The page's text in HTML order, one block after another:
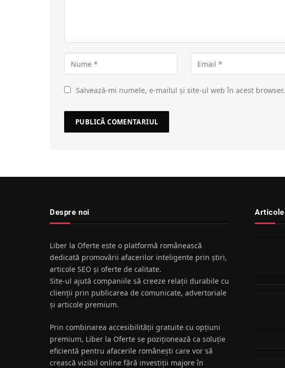
Salvează-mi numele, e-mailul și site-ul web în acest browser.
Despre noi
Liber la Oferte este o platformă românească
dedicată promovării afacerilor inteligente prin știri,
articole SEO și oferte de calitate.
Site-ul ajută companiile să creeze relații durabile cu
clienții prin publicarea de comunicate, advertoriale
și articole premium.
Prin combinarea accesibilității gratuite cu opțiuni
premium, Liber la Oferte se poziționează ca soluție
eficientă pentru afacerile românești care vor să
crească vizibil online fără investiții majore în
Articole